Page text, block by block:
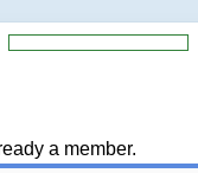
a member.